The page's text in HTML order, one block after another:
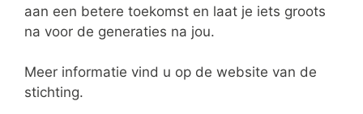
aan een betere toekomst en laat je iets groots
na voor de generaties na jou.
Meer informatie vind u op de website van de
stichting.